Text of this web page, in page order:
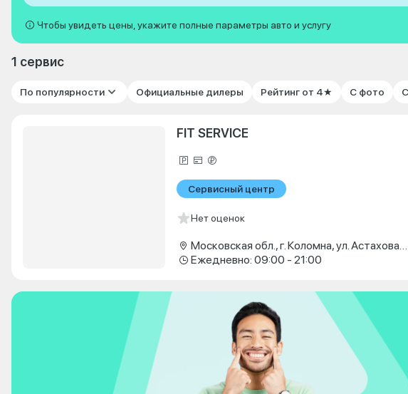
Чтобы увидеть цены, укажите полные параметры авто и услугу
1 сервис
По популярности Официальные дилеры Рейтинг от 4★ С фото
FIT SERVICE
Сервисный центр
Нет оценок
Ежедневно: 09:00 - 21:00